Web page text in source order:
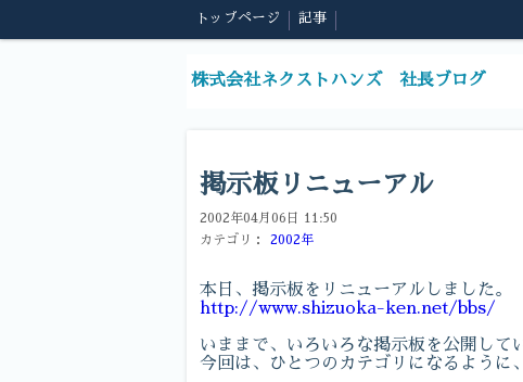
トップページ 記事
株式会社ネクストハンズ 社長ブログ
掲示板リニューアル
2002年04月06日 11:50
カテゴリ：
2002年
本日、掲示板をリニューアルしました。
http://www.shizuoka-ken.net/bbs/
いままで、いろいろな掲示板を公開して
今回は、ひとつのカテゴリになるように